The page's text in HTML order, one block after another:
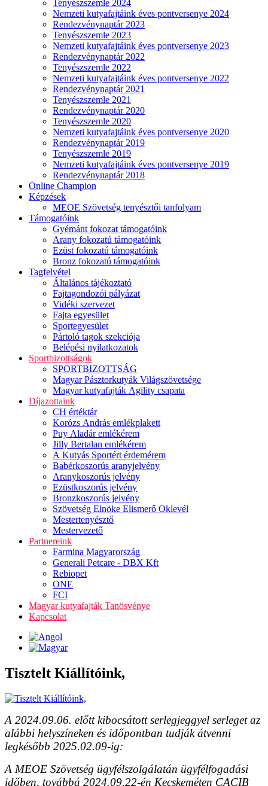
Tenyészszemle 2024
Nemzeti kutyafajtáink éves pontversenye 2024
Rendezvénynaptár 2023
Tenyészszemle 2023
Nemzeti kutyafajtáink éves pontversenye 2023
Rendezvénynaptár 2022
Tenyészszemle 2022
Nemzeti kutyafajtáink éves pontversenye 2022
Rendezvénynaptár 2021
Tenyészszemle 2021
Rendezvénynaptár 2020
Tenyészszemle 2020
Nemzeti kutyafajtáink éves pontversenye 2020
Rendezvénynaptár 2019
Tenyészszemle 2019
Nemzeti kutyafajtáink éves pontversenye 2019
Rendezvénynaptár 2018
Online Champion
Képzések
MEOE Szövetség tenyésztői tanfolyam
Támogatóink
Gyémánt fokozat támogatóink
Arany fokozatú támogatóink
Ezüst fokozatú támogatóink
Bronz fokozatú támogatóink
Tagfelvétel
Általános tájékoztató
Fajtagondozói pályázat
Vidéki szervezet
Fajta egyesület
Sportegyesület
Pártoló tagok szekciója
Belépési nyilatkozatok
Sportbizottságok
SPORTBIZOTTSÁG
Magyar Pásztorkutyák Világszövetsége
Magyar kutyafajták Agility csapata
Díjazottaink
CH értéktár
Korózs András emlékplakett
Puy Aladár emlékérem
Jilly Bertalan emlékérem
A Kutyás Sportért érdemérem
Babérkoszorús aranyjelvény
Aranykoszorús jelvény
Ezüstkoszorús jelvény
Bronzkoszorús jelvény
Szövetség Elnöke Elismerő Oklevél
Mestertenyésztő
Mestervezető
Partnereink
Farmina Magyarország
Generali Petcare - DBX Kft
Rebiopet
ONE
FCI
Magyar kutyafajták Tanösvénye
Kapcsolat
Tisztelt Kiállítóink,
A 2024.09.06. előtt kibocsátott serlegjeggyel serleget az
alábbi helyszíneken és időpontban tudják átvenni
legkésőbb 2025.02.09-ig:
A MEOE Szövetség ügyfélszolgálatán ügyfélfogadási
időben, továbbá 2024.09.22-én Kecskeméten CACIB